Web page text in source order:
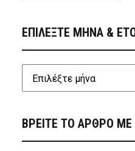
ΕΠΙΛΕΞΤΕ ΜΗΝΑ &
ΒΡΕΙΤΕ ΤΟ ΑΡΘΡΟ ΜΕ